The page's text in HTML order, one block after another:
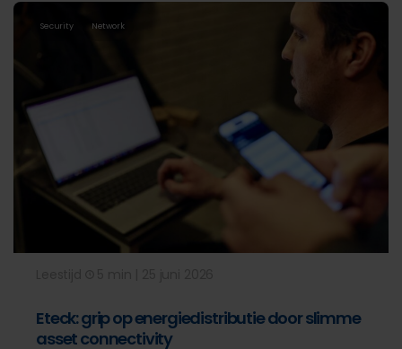
Security Network
Eteck: grip op energiedistributie door slimme
asset connectivity